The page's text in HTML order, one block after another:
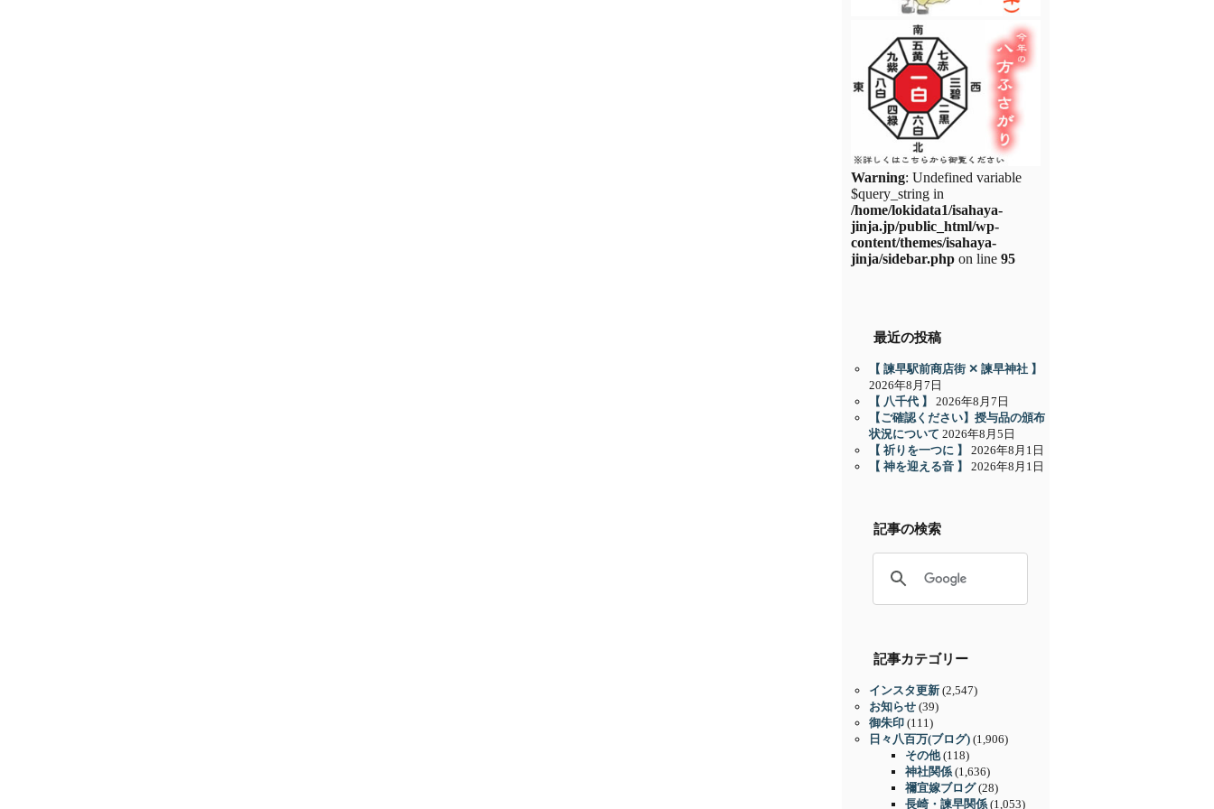
Warning: Undefined variable
$query_string in
/home/lokidata1/isahaya-
jinja.jp/public_html/wp-
content/themes/isahaya-
jinja/sidebar.php on line 95
最近の投稿
【 諫早駅前商店街 ✕ 諫早神社 】
2026年8月7日
【 八千代 】
2026年8月7日
【ご確認ください】授与品の頒布
状況について 2026年8月5日
【 祈りを一つに 】
2026年8月1日
【 神を迎える音 】
2026年8月1日
記事の検索
記事カテゴリー
インスタ更新 (2,547)
お知らせ (39)
御朱印 (111)
日々八百万(ブログ) (1,906)
その他(118)
神社関係 (1,636)
禰宜嫁ブログ(28)
長崎・諫早関係 (1,053)